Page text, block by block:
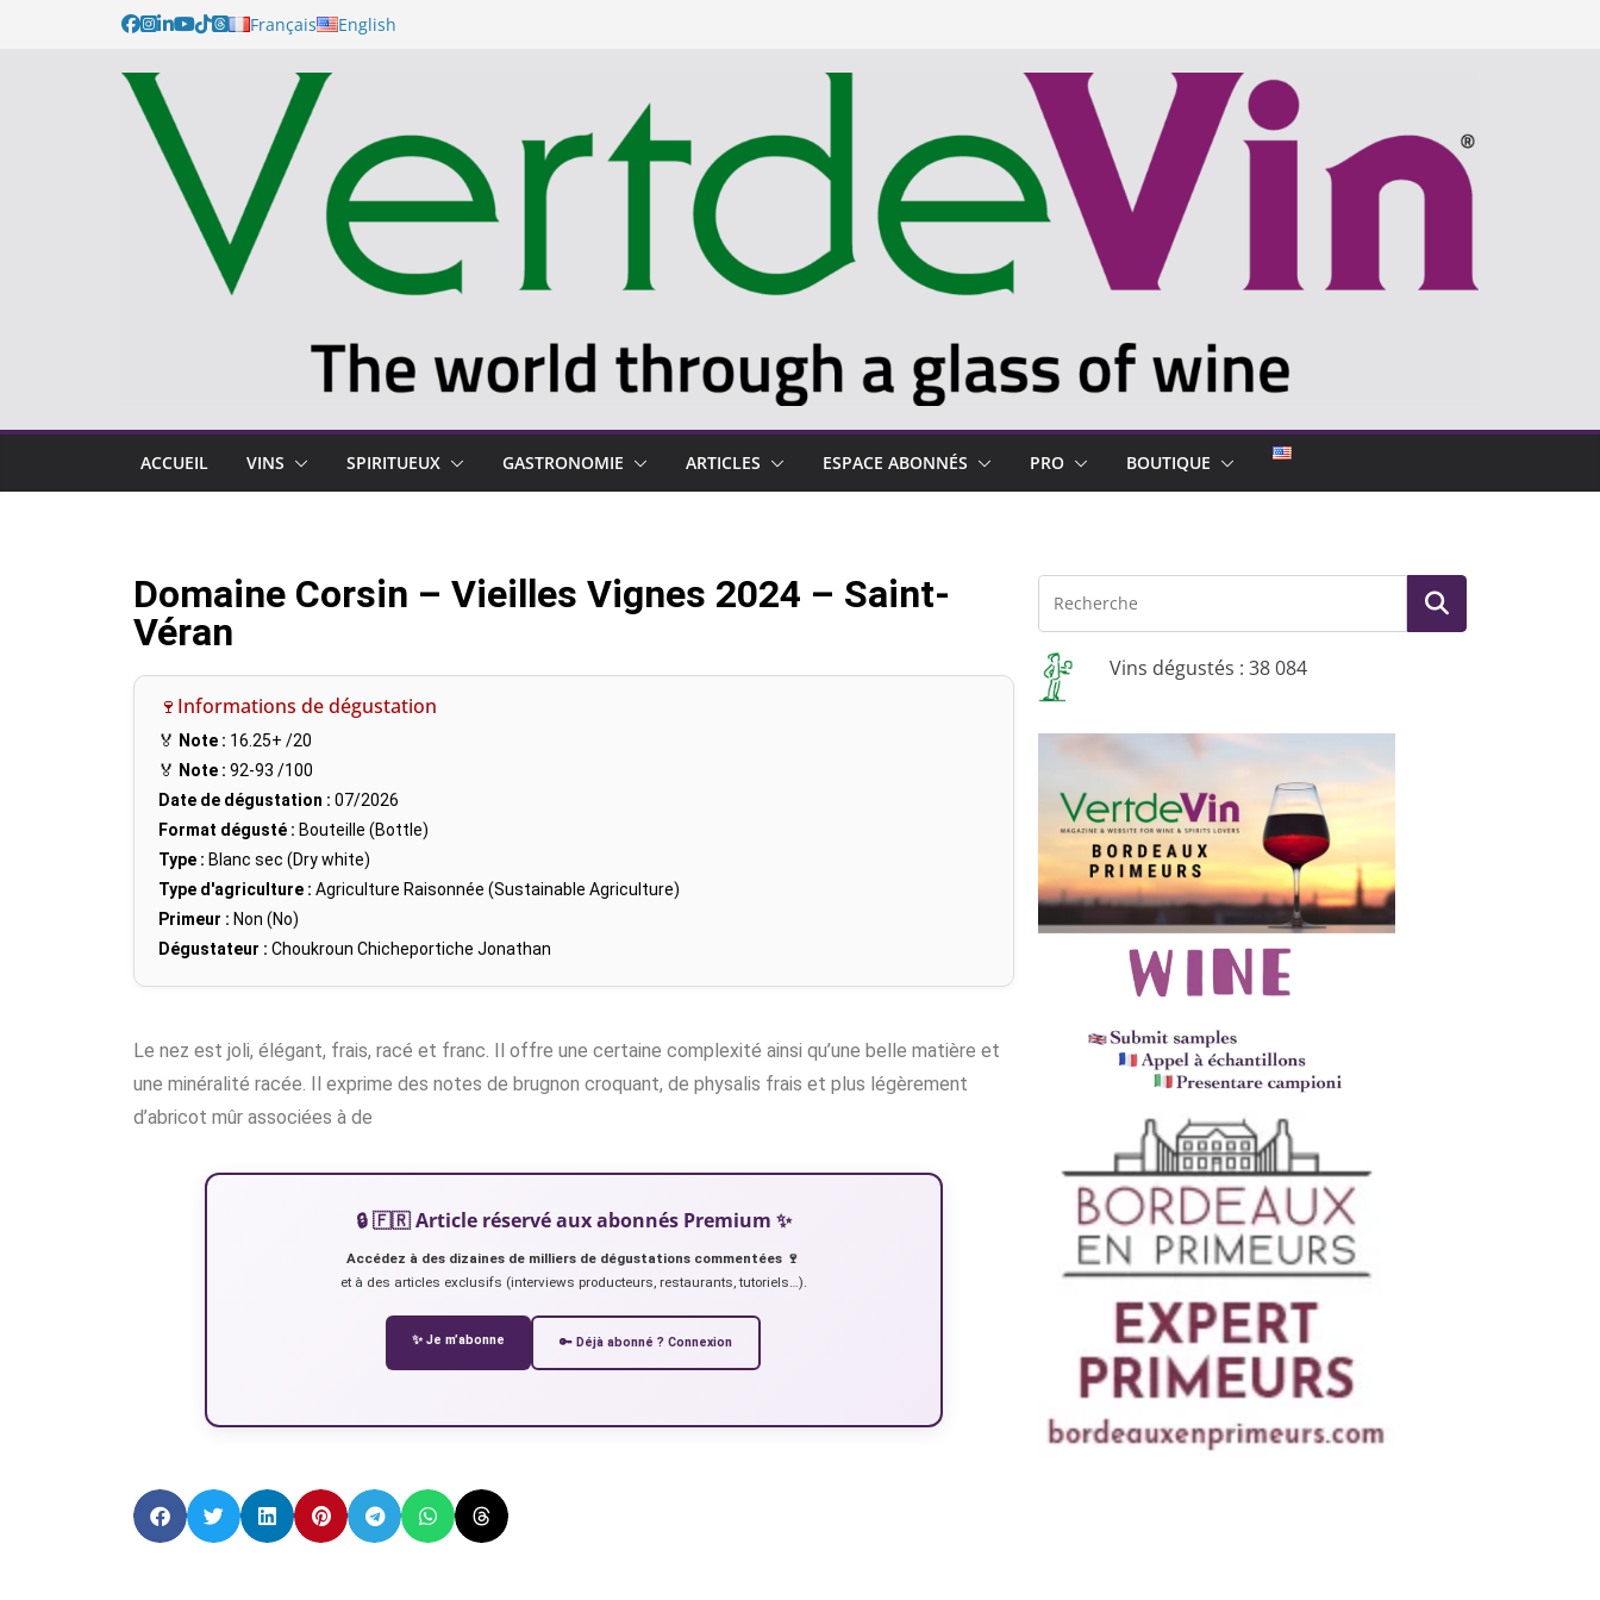
Français English
ACCUEIL VINS SPIRITUEUX GASTRONOMIE ARTICLES ESPACE ABONNÉS PRO BOUTIQUE
Domaine Corsin – Vieilles Vignes 2024 – Saint-
Véran
🍷Informations de dégustation
🏅 Note : 16.25+ /20
🏅 Note : 92-93 /100
Date de dégustation : 07/2026
Format dégusté : Bouteille (Bottle)
Type : Blanc sec (Dry white)
Type d'agriculture : Agriculture Raisonnée (Sustainable Agriculture)
Primeur : Non (No)
Dégustateur : Choukroun Chicheportiche Jonathan
Le nez est joli, élégant, frais, racé et franc. Il offre une certaine complexité ainsi qu’une belle matière et
une minéralité racée. Il exprime des notes de brugnon croquant, de physalis frais et plus légèrement
d’abricot mûr associées à de
🔒 🇫🇷 Article réservé aux abonnés Premium ✨
Accédez à des dizaines de milliers de dégustations commentées 🍷
et à des articles exclusifs (interviews producteurs, restaurants, tutoriels…).
✨ Je m’abonne 🔑 Déjà abonné ? Connexion
Vins dégustés : 38 084